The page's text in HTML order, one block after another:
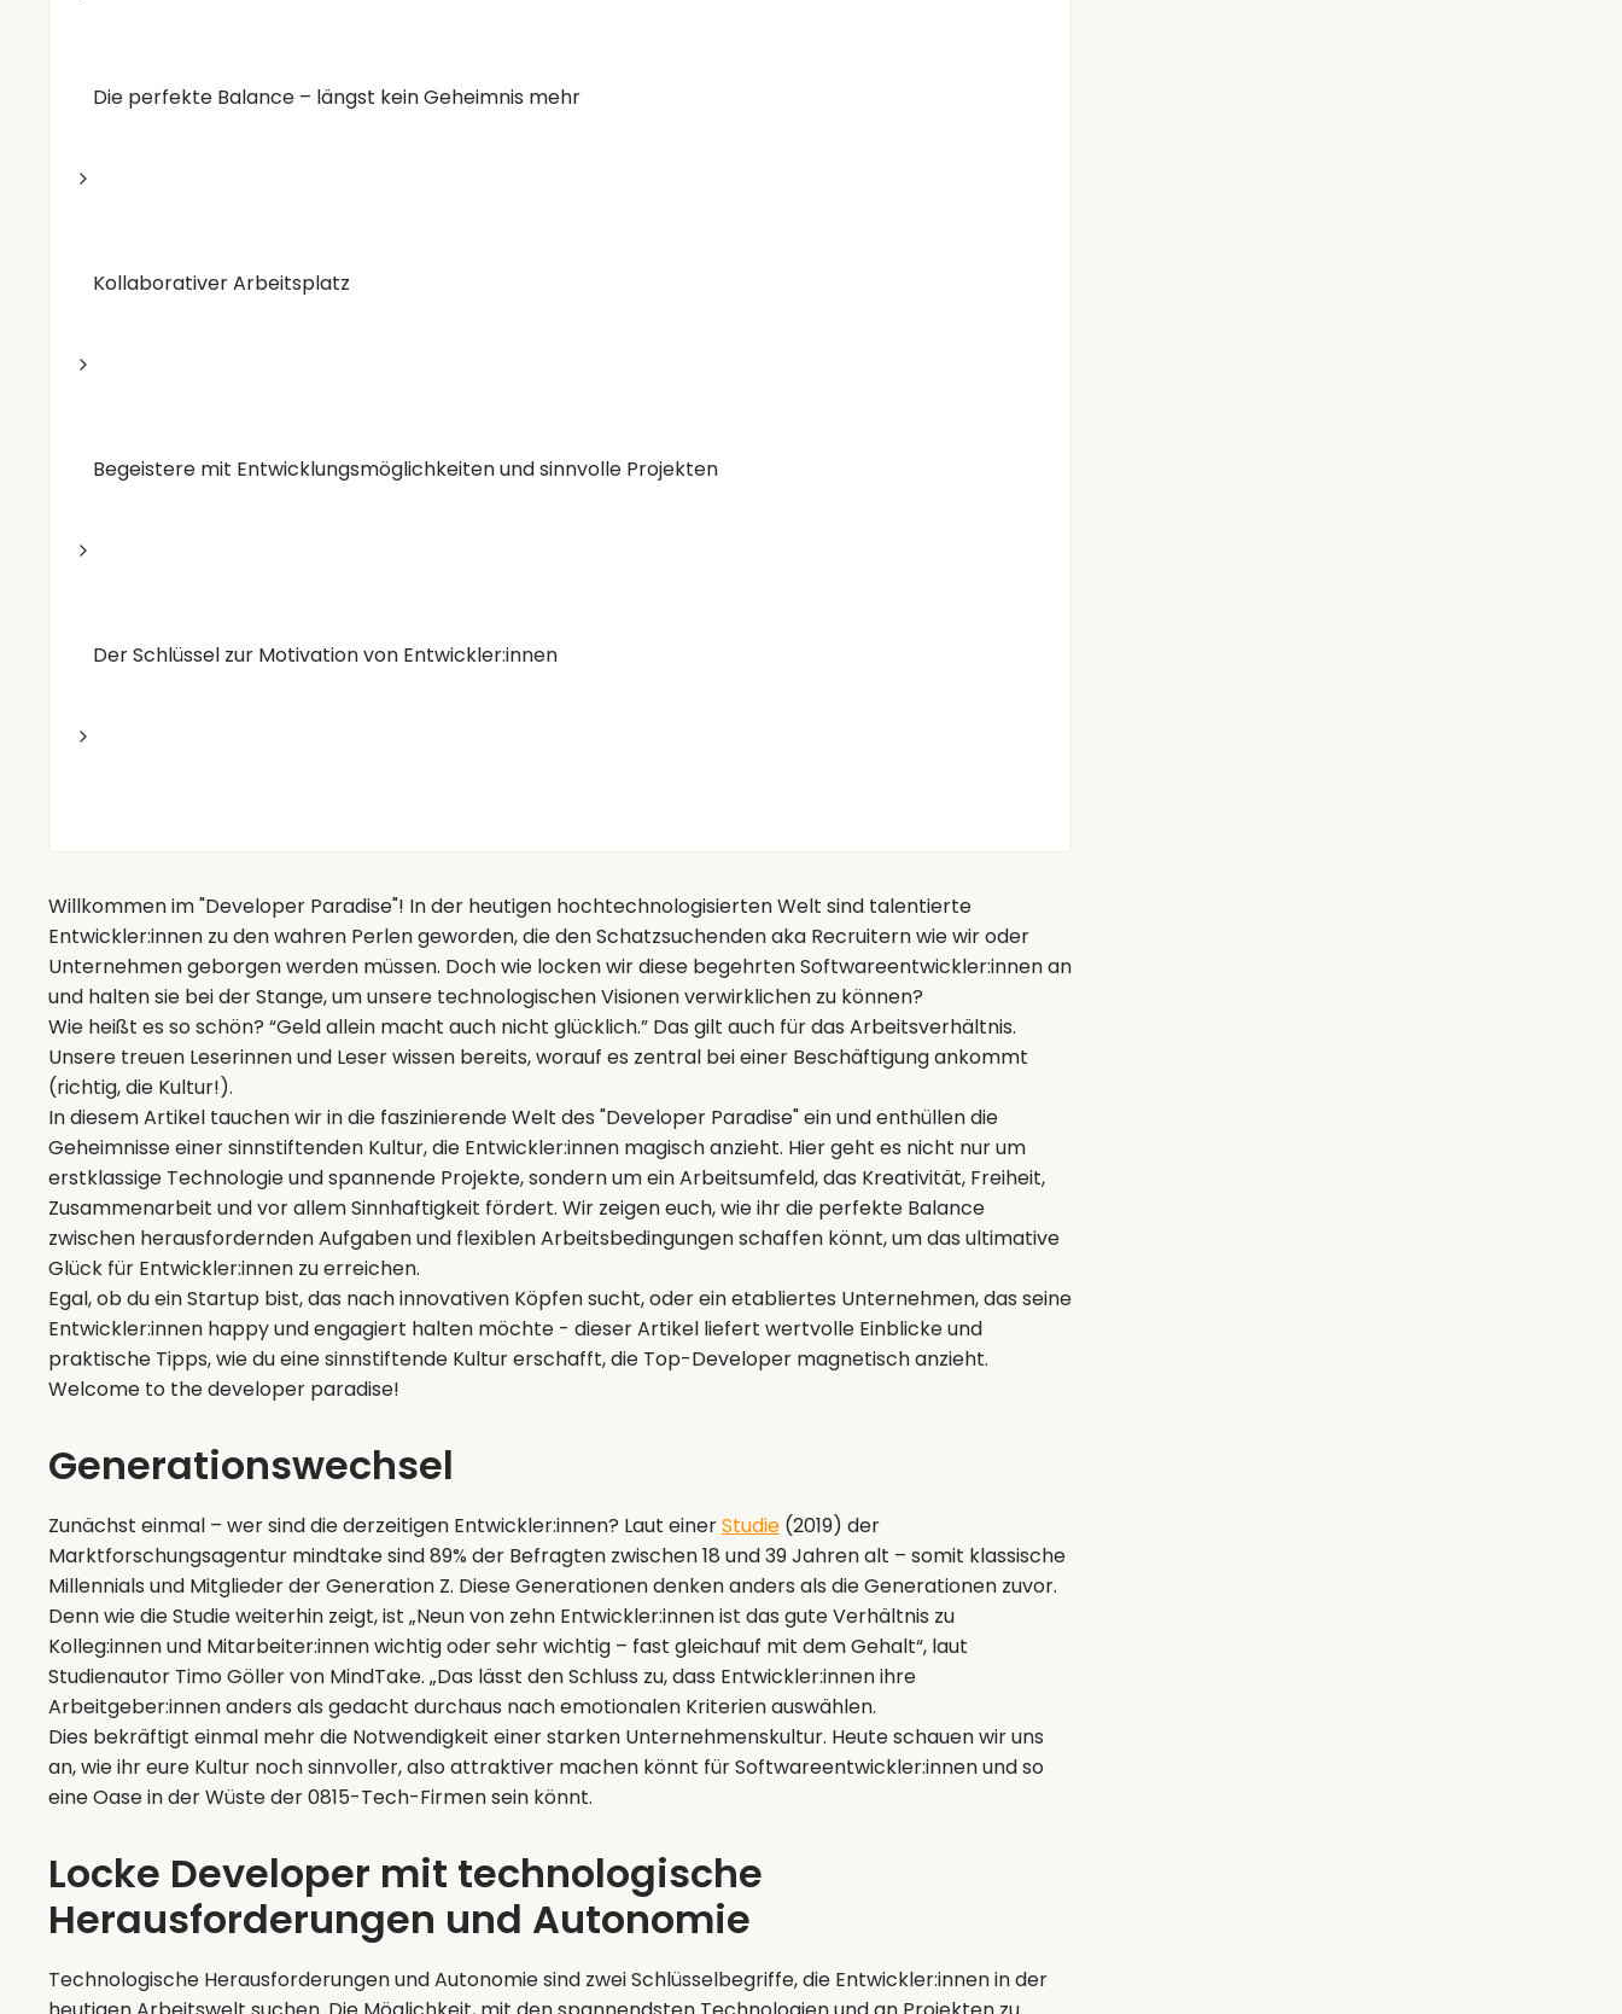
Die perfekte Balance – längst kein Geheimnis mehr
Kollaborativer Arbeitsplatz
Begeistere mit Entwicklungsmöglichkeiten und sinnvolle Projekten
Der Schlüssel zur Motivation von Entwickler:innen
Willkommen im "Developer Paradise"! In der heutigen hochtechnologisierten Welt sind talentierte
Entwickler:innen zu den wahren Perlen geworden, die den Schatzsuchenden aka Recruitern wie wir oder
Unternehmen geborgen werden müssen. Doch wie locken wir diese begehrten Softwareentwickler:innen an
und halten sie bei der Stange, um unsere technologischen Visionen verwirklichen zu können?
Wie heißt es so schön? “Geld allein macht auch nicht glücklich.” Das gilt auch für das Arbeitsverhältnis.
Unsere treuen Leserinnen und Leser wissen bereits, worauf es zentral bei einer Beschäftigung ankommt
(richtig, die Kultur!).
In diesem Artikel tauchen wir in die faszinierende Welt des "Developer Paradise" ein und enthüllen die
Geheimnisse einer sinnstiftenden Kultur, die Entwickler:innen magisch anzieht. Hier geht es nicht nur um
erstklassige Technologie und spannende Projekte, sondern um ein Arbeitsumfeld, das Kreativität, Freiheit,
Zusammenarbeit und vor allem Sinnhaftigkeit fördert. Wir zeigen euch, wie ihr die perfekte Balance
zwischen herausfordernden Aufgaben und flexiblen Arbeitsbedingungen schaffen könnt, um das ultimative
Glück für Entwickler:innen zu erreichen.
Egal, ob du ein Startup bist, das nach innovativen Köpfen sucht, oder ein etabliertes Unternehmen, das seine
Entwickler:innen happy und engagiert halten möchte - dieser Artikel liefert wertvolle Einblicke und
praktische Tipps, wie du eine sinnstiftende Kultur erschafft, die Top-Developer magnetisch anzieht.
Welcome to the developer paradise!
Generationswechsel
Zunächst einmal – wer sind die derzeitigen Entwickler:innen? Laut einerStudie (2019) der
Marktforschungsagentur mindtake sind 89% der Befragten zwischen 18 und 39 Jahren alt – somit klassische
Millennials und Mitglieder der Generation Z. Diese Generationen denken anders als die Generationen zuvor.
Denn wie die Studie weiterhin zeigt, ist „Neun von zehn Entwickler:innen ist das gute Verhältnis zu
Kolleg:innen und Mitarbeiter:innen wichtig oder sehr wichtig – fast gleichauf mit dem Gehalt“, laut
Studienautor Timo Göller von MindTake. „Das lässt den Schluss zu, dass Entwickler:innen ihre
Arbeitgeber:innen anders als gedacht durchaus nach emotionalen Kriterien auswählen.
Dies bekräftigt einmal mehr die Notwendigkeit einer starken Unternehmenskultur. Heute schauen wir uns
an, wie ihr eure Kultur noch sinnvoller, also attraktiver machen könnt für Softwareentwickler:innen und so
eine Oase in der Wüste der 0815-Tech-Firmen sein könnt.
Locke Developer mit technologische
Herausforderungen und Autonomie
Technologische Herausforderungen und Autonomie sind zwei Schlüsselbegriffe, die Entwickler:innen in der